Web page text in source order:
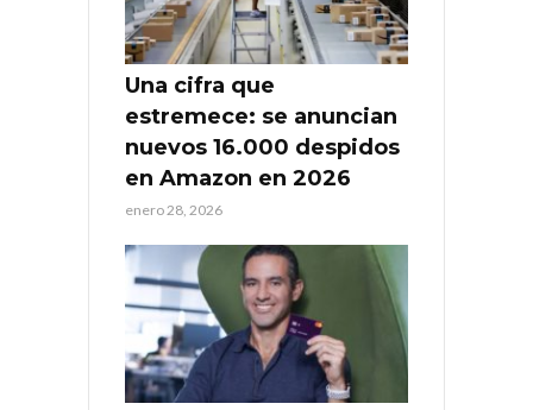
Una cifra que
estremece: se anuncian
nuevos 16.000 despidos
en Amazon en 2026
enero 28, 2026